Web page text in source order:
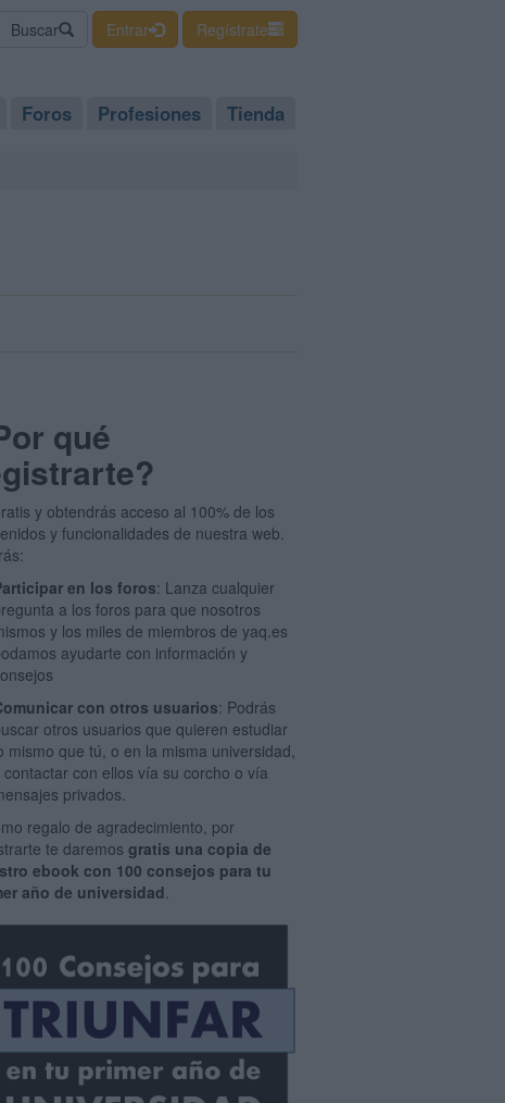
Buscar Entrar Regístrate
Foros Profesiones Tienda
qué
y obtendrás acceso al 100% de los
y funcionalidades de nuestra web.
en los foros: Lanza cualquier
a los foros para que nosotros
y los miles de miembros de yaq.es
ayudarte con información y
con otros usuarios: Podrás
otros usuarios que quieren estudiar
mismo que tú, o en la misma universidad,
contactar con ellos vía su corcho o vía
privados.
regalo de agradecimiento, por
te daremosgratis una copia de
ebook con 100 consejos para tu
año de universidad.